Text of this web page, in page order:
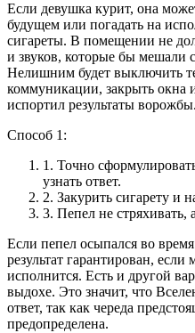
Если девушка курит, она
будущем или погадать на
сигареты. В помещении не
и звуков, которые бы мешали
Нелишним будет выключить
коммуникации, закрыть окна
испортил результаты ворожбы.
Способ 1:
1. Точно
узнать ответ.
2. Закурить сигарету и
3. Пепел не стряхивать,
Если пепел осыпался во
результат гарантирован,
исполнится. Есть и другой
выдохе. Это значит, что
ответ, так как череда
предопределена.